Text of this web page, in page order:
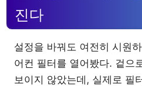
진다
설정을 바꿔도 여전히 시원
어컨 필터를 열어봤다. 겉으
보이지 않았는데, 실제로 필